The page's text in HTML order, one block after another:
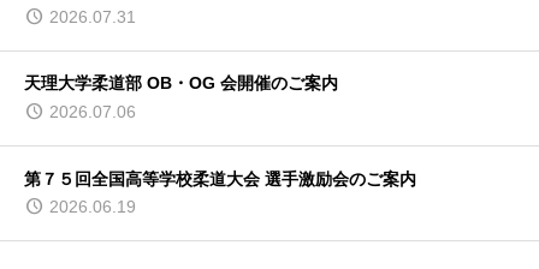
2026.07.31
天理大学柔道部 OB・OG 会開催のご案内
2026.07.06
第７５回全国高等学校柔道大会 選手激励会のご案内
2026.06.19